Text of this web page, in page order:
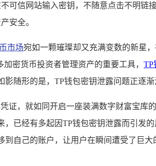
可信网站输入密钥，不随意点击不明
安全。
市场宛如一颗璀璨却又充满变数的新星
密货币投资者管理资产的重要工具， TP
随形的是，TP钱包密钥泄露问题正逐
证，就如同开启一座装满数字财富宝库
已经有多起因TP钱包密钥泄露而引发
自己的账户，让用户在瞬间遭受了巨